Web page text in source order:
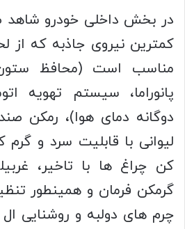
در بخش داخلی خودرو شاهد
کمترین نیروی جاذبه که از
مناسب است (محافظ
پانوراما، سیستم تهویه
دوگانه دمای هوا)، رمکن
لیوانی با قابلیت سرد و
کن چراغ ها با تاخیر،
گرمکن فرمان و همینطور
چرم های دولبه و روشنایی